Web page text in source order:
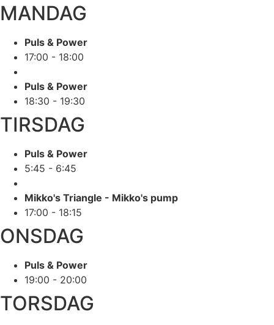
MANDAG
Puls & Power
17:00 - 18:00
Puls & Power
18:30 - 19:30
TIRSDAG
Puls & Power
5:45 - 6:45
Mikko's Triangle - Mikko's pump
17:00 - 18:15
ONSDAG
Puls & Power
19:00 - 20:00
TORSDAG